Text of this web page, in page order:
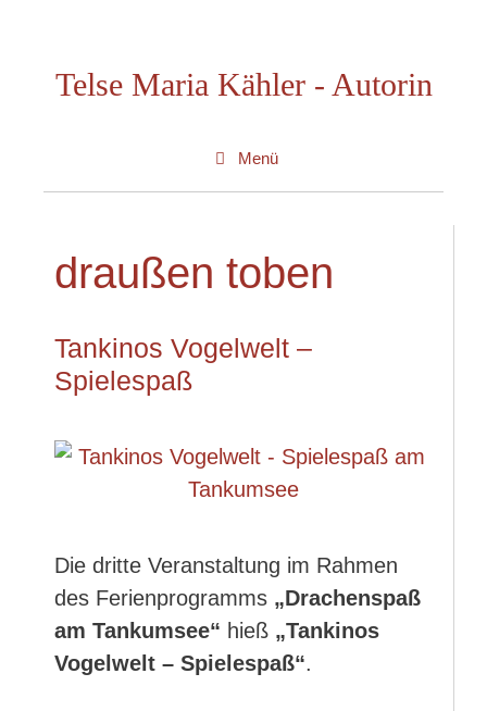
springenTelse Maria Kähler - Autorin
Menü
draußen toben
Tankinos Vogelwelt –
Spielespaß
Die dritte Veranstaltung im Rahmen
des Ferienprogramms „Drachenspaß
am Tankumsee“ hieß „Tankinos
Vogelwelt – Spielespaß“.